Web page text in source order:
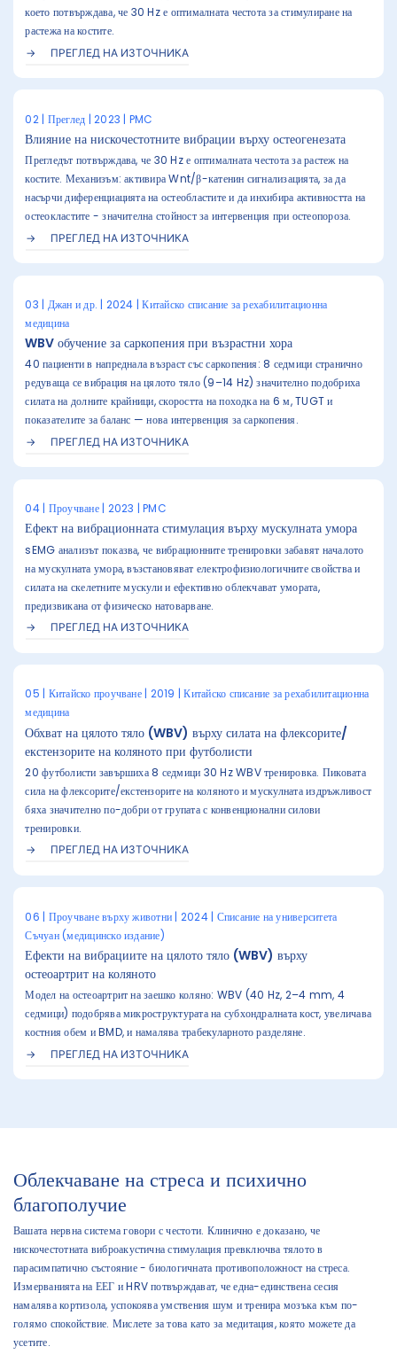
което потвърждава, че 30 Hz е оптималната честота за стимулиране на
растежа на костите.
ПРЕГЛЕД НА ИЗТОЧНИКА
02 | Преглед | 2023 | PMC
Влияние на нискочестотните вибрации върху остеогенезата
Прегледът потвърждава, че 30 Hz е оптималната честота за растеж на
костите. Механизъм: активира Wnt/β-катенин сигнализацията, за да
насърчи диференциацията на остеобластите и да инхибира активността на
остеокластите - значителна стойност за интервенция при остеопороза.
ПРЕГЛЕД НА ИЗТОЧНИКА
03 | Джан и др. | 2024 | Китайско списание за рехабилитационна
медицина
WBV обучение за саркопения при възрастни хора
40 пациенти в напреднала възраст със саркопения: 8 седмици странично
редуваща се вибрация на цялото тяло (9–14 Hz) значително подобриха
силата на долните крайници, скоростта на походка на 6 м, TUGT и
показателите за баланс — нова интервенция за саркопения.
ПРЕГЛЕД НА ИЗТОЧНИКА
04 | Проучване | 2023 | PMC
Ефект на вибрационната стимулация върху мускулната умора
sEMG анализът показва, че вибрационните тренировки забавят началото
на мускулната умора, възстановяват електрофизиологичните свойства и
силата на скелетните мускули и ефективно облекчават умората,
предизвикана от физическо натоварване.
ПРЕГЛЕД НА ИЗТОЧНИКА
05 | Китайско проучване | 2019 | Китайско списание за рехабилитационна
медицина
Обхват на цялото тяло (WBV) върху силата на флексорите/
екстензорите на коляното при футболисти
20 футболисти завършиха 8 седмици 30 Hz WBV тренировка. Пиковата
сила на флексорите/екстензорите на коляното и мускулната издръжливост
бяха значително по-добри от групата с конвенционални силови
тренировки.
ПРЕГЛЕД НА ИЗТОЧНИКА
06 | Проучване върху животни | 2024 | Списание на университета
Съчуан (медицинско издание)
Ефекти на вибрациите на цялото тяло (WBV) върху
остеоартрит на коляното
Модел на остеоартрит на заешко коляно: WBV (40 Hz, 2–4 mm, 4
седмици) подобрява микроструктурата на субхондралната кост, увеличава
костния обем и BMD, и намалява трабекуларното разделяне.
ПРЕГЛЕД НА ИЗТОЧНИКА
Облекчаване на стреса и психично
благополучие
Вашата нервна система говори с честоти. Клинично е доказано, че
нискочестотната виброакустична стимулация превключва тялото в
парасимпатично състояние - биологичната противоположност на стреса.
Измерванията на ЕЕГ и HRV потвърждават, че една-единствена сесия
намалява кортизола, успокоява умствения шум и тренира мозъка към по-
голямо спокойствие. Мислете за това като за медитация, която можете да
усетите.